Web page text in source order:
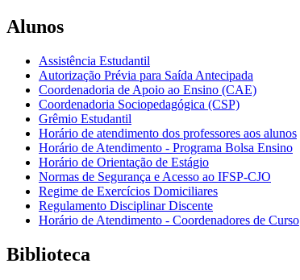
Alunos
Assistência Estudantil
Autorização Prévia para Saída Antecipada
Coordenadoria de Apoio ao Ensino (CAE)
Coordenadoria Sociopedagógica (CSP)
Grêmio Estudantil
Horário de atendimento dos professores aos alunos
Horário de Atendimento - Programa Bolsa Ensino
Horário de Orientação de Estágio
Normas de Segurança e Acesso ao IFSP-CJO
Regime de Exercícios Domiciliares
Regulamento Disciplinar Discente
Horário de Atendimento - Coordenadores de Curso
Biblioteca